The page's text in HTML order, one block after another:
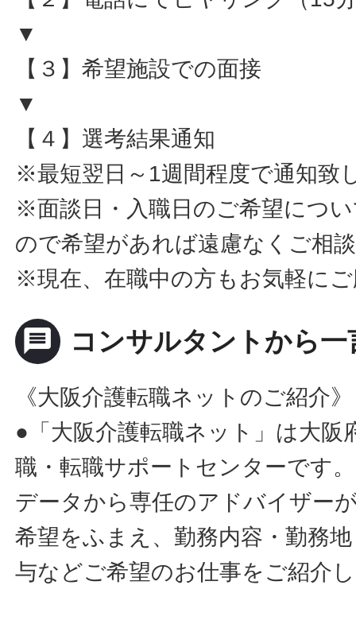
▼
【３】希望施設での面接
▼
【４】選考結果通知
※最短翌日～1週間程度で通知致
※面談日・入職日のご希望につ
ので希望があれば遠慮なくご相
※現在、在職中の方もお気軽に
message コンサルタントから一
《大阪介護転職ネットのご紹介》
●「大阪介護転職ネット」は大阪
職・転職サポートセンターです
データから専任のアドバイザー
希望をふまえ、勤務内容・勤務
与などご希望のお仕事をご紹介